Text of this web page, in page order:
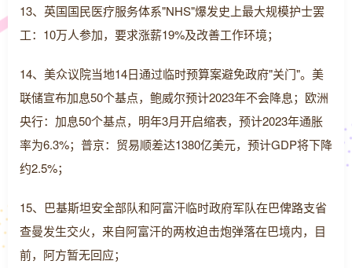
13、英国国民医疗服务体系"NHS"爆发史上最大规模护士罢
工：10万人参加，要求涨薪19%及改善工作环境；
14、美众议院当地14日通过临时预算案避免政府"关门"。美
联储宣布加息50个基点，鲍威尔预计2023年不会降息；欧洲
央行：加息50个基点，明年3月开启缩表，预计2023年通胀
率为6.3%；普京：贸易顺差达1380亿美元，预计GDP将下降
约2.5%；
15、巴基斯坦安全部队和阿富汗临时政府军队在巴俾路支省
查曼发生交火，来自阿富汗的两枚迫击炮弹落在巴境内，目
前，阿方暂无回应；